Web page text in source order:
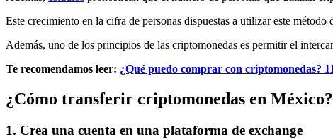
Este crecimiento en la cifra de personas dispuestas a utilizar este
Además, uno de los principios de las criptomonedas es permitir el
Te recomendamos leer: ¿Qué puedo comprar con criptomonedas?
¿Cómo transferir criptomonedas en México?
1. Crea una cuenta en una plataforma de exchange